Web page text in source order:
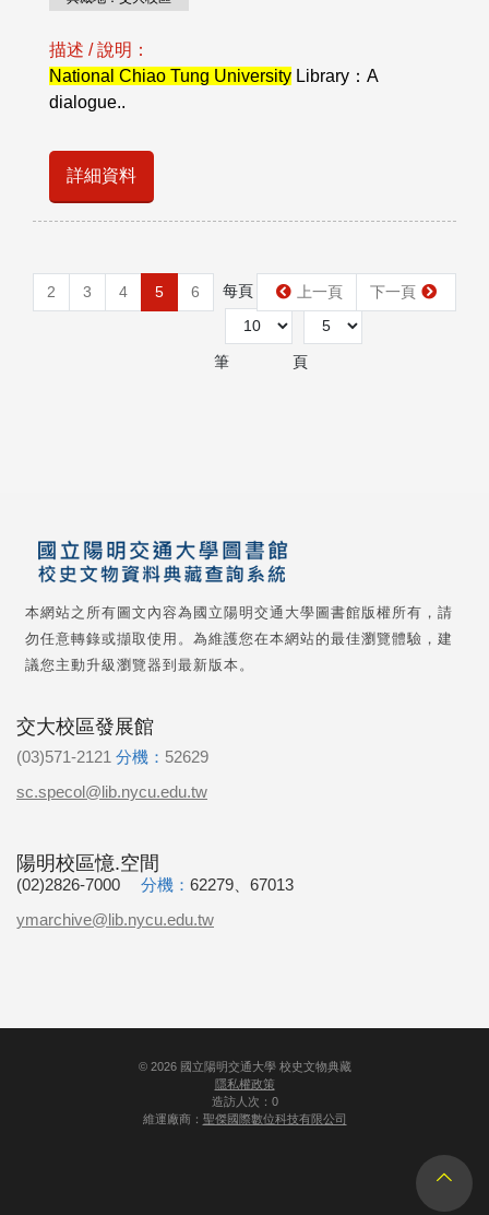
描述 / 說明：
National Chiao Tung University Library：A
dialogue..
詳細資料
2 3 4 5 6 每頁
筆
第
頁
上一頁 下一頁
本網站之所有圖文內容為國立陽明交通大學圖書館版權所有，請
勿任意轉錄或擷取使用。為維護您在本網站的最佳瀏覽體驗，建
議您主動升級瀏覽器到最新版本。
交大校區發展館
(03)571-2121 分機： 52629
sc.specol@lib.nycu.edu.tw
陽明校區憶.空間
(02)2826-7000 分機： 62279、67013
ymarchive@lib.nycu.edu.tw
© 2026國立陽明交通大學 校史文物典藏
隱私權政策
造訪人次：0
維運廠商： 聖傑國際數位科技有限公司